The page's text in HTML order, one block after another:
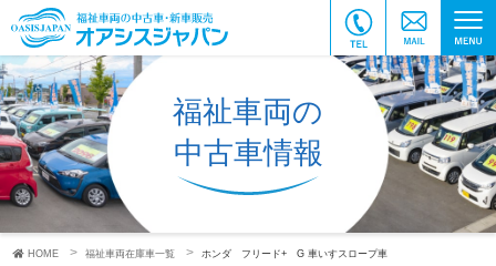
福祉車両の
中古車情報
HOME 福祉車両在庫車一覧 ホンダ フリード+ G 車いすスロープ車